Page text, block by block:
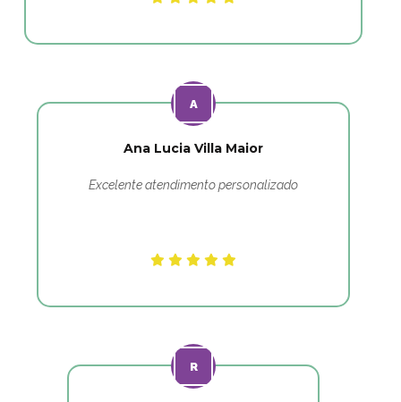
Ana Lucia Villa Maior
Excelente atendimento personalizado